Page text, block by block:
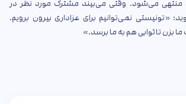
منتهی می‌شود. وقتی می‌بیند مشترک مورد نظر در
نمی‌توانیم برای عزاداری بیرون برویم.
ما بزن تا ثوابی هم به ما برسد.»